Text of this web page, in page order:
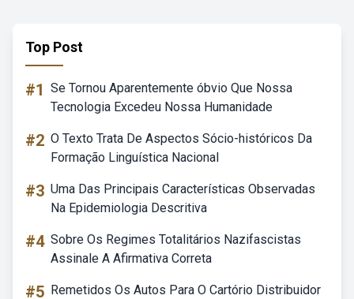
Top Post
#1 Se Tornou Aparentemente óbvio Que Nossa
Tecnologia Excedeu Nossa Humanidade
#2 O Texto Trata De Aspectos Sócio-históricos Da
Formação Linguística Nacional
#3 Uma Das Principais Características Observadas
Na Epidemiologia Descritiva
#4 Sobre Os Regimes Totalitários Nazifascistas
Assinale A Afirmativa Correta
#5 Remetidos Os Autos Para O Cartório Distribuidor